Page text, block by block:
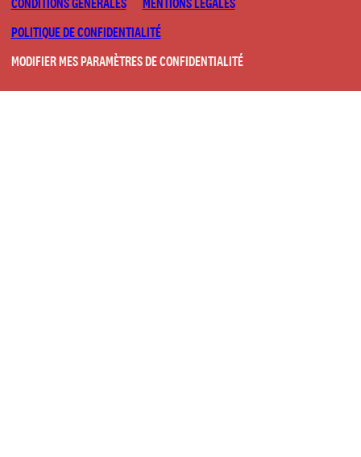
POLITIQUE DE CONFIDENTIALITÉ
MODIFIER MES PARAMÈTRES DE CONFIDENTIALITÉ